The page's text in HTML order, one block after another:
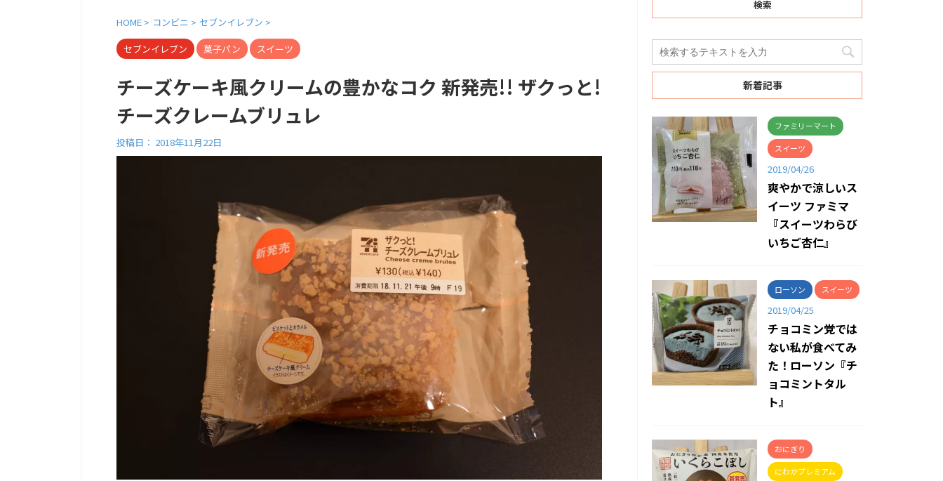
HOME > コンビニ > セブンイレブン >
セブンイレブン
菓子パン スイーツ
チーズケーキ風クリームの豊かなコク 新発売!! ザクっと!
チーズクレームブリュレ
投稿日： 2018年11月22日
検索
新着記事
ファミリーマート
スイーツ
2019/04/26
爽やかで涼しいス
イーツ ファミマ
『スイーツわらび
いちご杏仁』
ローソン スイーツ
2019/04/25
チョコミン党では
ない私が食べてみ
た！ローソン『チ
ョコミントタル
ト』
おにぎり
にわかプレミアム